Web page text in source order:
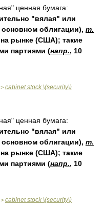
ценная бумага:
"вялая" или
основном облигации), т.
рынке (США); такие
партиями (напр., 10
> cabinet stock \(security\)
ценная бумага:
"вялая" или
основном облигации), т.
рынке (США); такие
партиями (напр., 10
> cabinet stock \(security\)